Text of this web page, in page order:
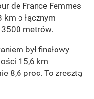
de France Femmes
km o łącznym
metrów.
był finałowy
15,6 km
8,6 proc. To zresztą